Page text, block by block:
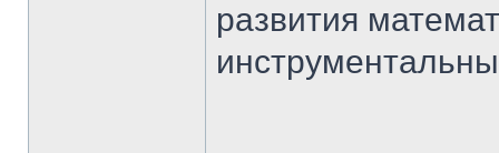
развития